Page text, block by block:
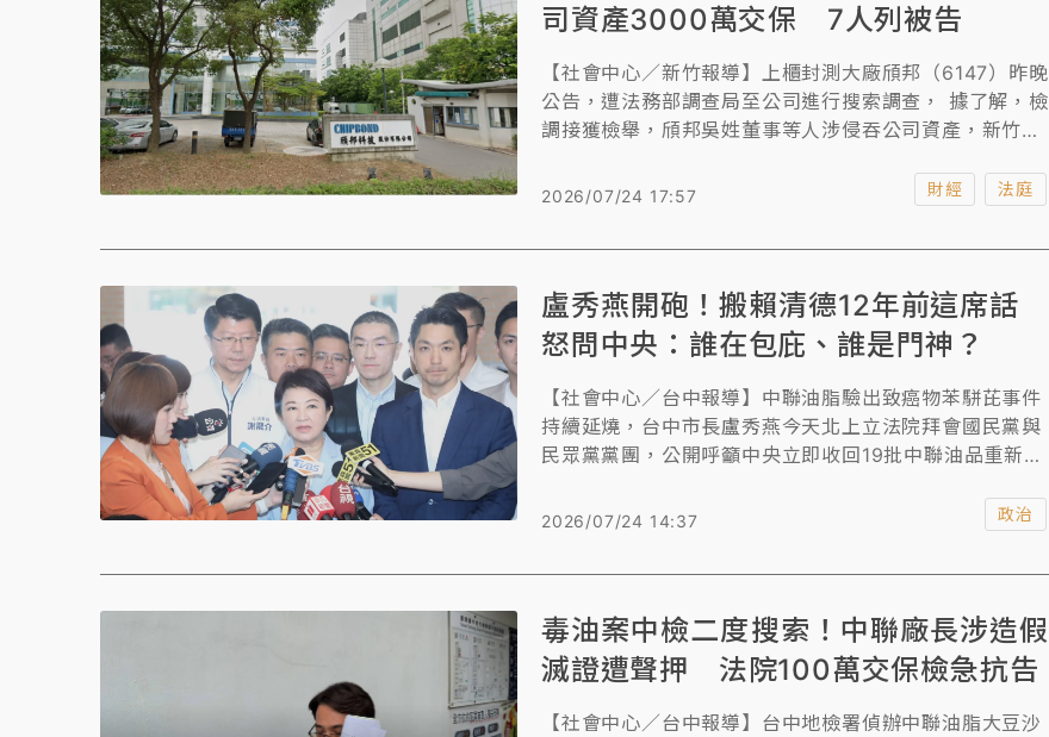
司資產3000萬交保 7人列被告
【社會中心／新竹報導】上櫃封測大廠頎邦（6147）昨晚
公告，遭法務部調查局至公司進行搜索調查， 據了解，檢
調接獲檢舉，頎邦吳姓董事等人涉侵吞公司資產，新竹地
關被告住處，並約談7被告及相關證人到案，檢察官訊問
姓副總2000萬元交保，其餘5被告30萬元到100萬元不等
2026/07/24 17:57 財經 法庭
盧秀燕開砲！搬賴清德12年前這席話
怒問中央：誰在包庇、誰是門神？
【社會中心／台中報導】中聯油脂驗出致癌物苯駢芘事件
持續延燒，台中市長盧秀燕今天北上立法院拜會國民黨與
民眾黨黨團，公開呼籲中央立即收回19批中聯油品重新上
向尚未釐清前，不應急著放行，她並指12年前屏東爆發地
甩給地方」，如今身為總統的賴清德，是否還記得當年主
速公布即刻下架，卻遭中央質疑為何這麼快公布，反問中
央：「誰在包庇？中央誰是門神？」
2026/07/24 14:37 政治
毒油案中檢二度搜索！中聯廠長涉造假
滅證遭聲押 法院100萬交保檢急抗告
【社會中心／台中報導】台中地檢署偵辦中聯油脂大豆沙